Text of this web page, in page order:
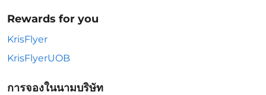
Rewards for you
KrisFlyer
KrisFlyerUOB
การจองในนามบริษัท